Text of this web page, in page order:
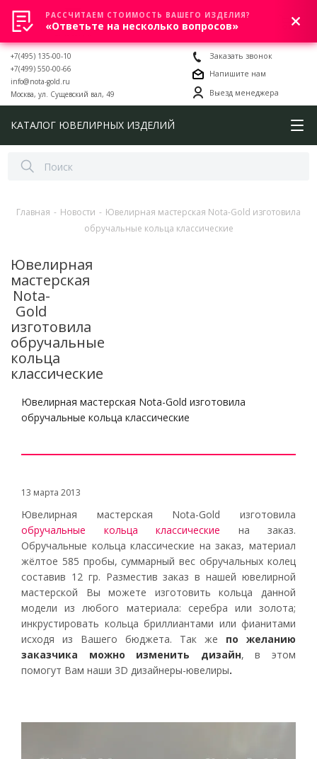
0
+7(495) 135-00-10
+7(499) 550-00-66
info@nota-gold.ru
Москва, ул. Сущевский вал, 49
Заказать звонок
Напишите нам
Выезд менеджера
КАТАЛОГ ЮВЕЛИРНЫХ ИЗДЕЛИЙ
Главная - Новости - Ювелирная мастерская Nota-Gold изготовила
обручальные кольца классические
Ювелирная
мастерская
Nota-
Gold
изготовила
обручальные
кольца
классические
Ювелирная мастерская Nota-Gold изготовила
обручальные кольца классические
13 марта 2013
Ювелирная мастерская Nota-Gold изготовила
обручальные кольца классические на заказ.
Обручальные кольца классические на заказ, материал
жёлтое 585 пробы, суммарный вес обручальных колец
составив 12 гр. Разместив заказ в нашей ювелирной
мастерской Вы можете изготовить кольца данной
модели из любого материала: серебра или золота;
инкрустировать кольца бриллиантами или фианитами
исходя из Вашего бюджета. Так же по желанию
заказчика можно изменить дизайн, в этом
помогут Вам наши 3D дизайнеры-ювелиры.
РАССЧИТАЕМ СТОИМОСТЬ ВАШЕГО ИЗДЕЛИЯ?
«Ответьте на несколько вопросов»